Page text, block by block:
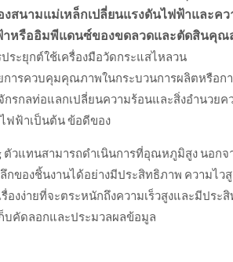
สนามแม่เหล็กเปลี่ยนแรงดันไฟฟ้าและค
าหรืออิมพีแดนซ์ของขดลวดและตัดสินคุ
ระยุกต์ใช้เครื่องมือวัดกระแสไหลวน
ารควบคุมคุณภาพในกระบวนการผลิตหรือ
รกลท่อแลกเปลี่ยนความร้อนและสิ่งอำนวยค
ฟฟ้าเป็นต้น ข้อดีของ
วแทนสามารถดำเนินการที่อุณหภูมิสูง นอกจ
องชิ้นงานได้อย่างมีประสิทธิภาพ ความไว
งง่ายที่จะตระหนักถึงความเร็วสูงและมีประ
บคัดลอกและประมวลผลข้อมูล